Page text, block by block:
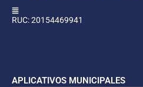
RUC: 20154469941
APLICATIVOS MUNICIPALES